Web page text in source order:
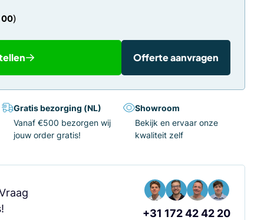
Offerte aanvragen
Gratis bezorging (NL)
Vanaf €500 bezorgen wij
jouw order gratis!
Showroom
Bekijk en ervaar onze
kwaliteit zelf
+31 172 42 42 20